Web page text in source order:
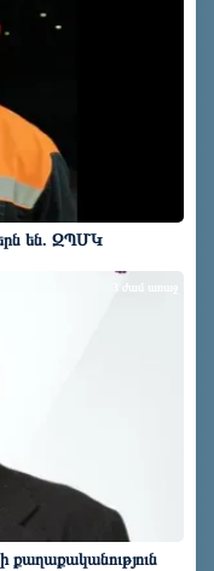
են. ԶՊՄԿ
քաղաքականություն
3 ժամ առաջ